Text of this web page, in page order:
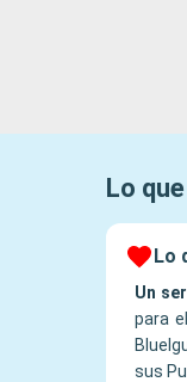
Lo
Lo
Un
para
sus